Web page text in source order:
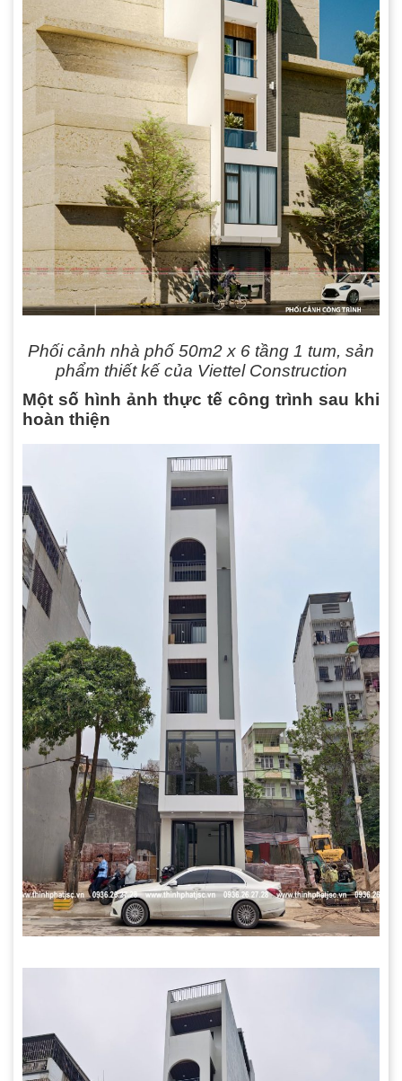
Phối cảnh nhà phố 50m2 x 6 tầng 1 tum, sản
phẩm thiết kế của Viettel Construction
Một số hình ảnh thực tế công trình sau khi
hoàn thiện